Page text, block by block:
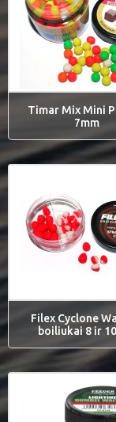
Timar Mix Mini
7mm
Filex Cyclone
boiliukai 8 ir